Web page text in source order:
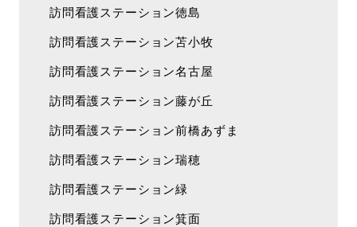
訪問看護ステーション徳島
訪問看護ステーション苫小牧
訪問看護ステーション名古屋
訪問看護ステーション藤が丘
訪問看護ステーション前橋あずま
訪問看護ステーション瑞穂
訪問看護ステーション緑
訪問看護ステーション箕面